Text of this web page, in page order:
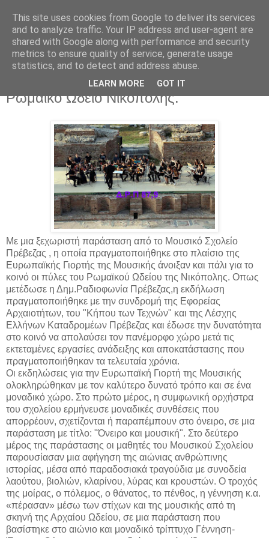
EPIRUS VOICE
Παρασκευή 24 Ιουνίου 2016
Μια ξεχωριστή παράσταση στο
Ρωμαϊκό Ωδείο Νικόπολης.
Με μια ξεχωριστή παράσταση από το Μουσικό Σχολείο
Πρέβεζας , η οποία πραγματοποιήθηκε στο πλαίσιο της
Ευρωπαϊκής Γιορτής της Μουσικής άνοιξαν και πάλι για το
κοινό οι πύλες του Ρωμαϊκού Ωδείου της Νικόπολης. Οπως
μετέδωσε η Δημ.Ραδιοφωνία Πρέβεζας,η εκδήλωση
πραγματοποιήθηκε με την συνδρομή της Εφορείας
Αρχαιοτήτων, του "Κήπου των Τεχνών" και της Λέσχης
Ελλήνων Καταδρομέων Πρέβεζας και έδωσε την δυνατότητα
στο κοινό να απολαύσει τον πανέμορφο χώρο μετά τις
εκτεταμένες εργασίες ανάδειξης και αποκατάστασης που
πραγματοποιήθηκαν τα τελευταία χρόνια.
Οι εκδηλώσεις για την Ευρωπαϊκή Γιορτή της Μουσικής
ολοκληρώθηκαν με τον καλύτερο δυνατό τρόπο και σε ένα
μοναδικό χώρο. Στο πρώτο μέρος, η συμφωνική ορχήστρα
του σχολείου ερμήνευσε μοναδικές συνθέσεις που
απορρέουν, σχετίζονται ή παραπέμπουν στο όνειρο, σε μια
παράσταση με τίτλο: "Όνειρο και μουσική". Στο δεύτερο
μέρος της παράστασης οι μαθητές του Μουσικού Σχολείου
παρουσίασαν μια αφήγηση της αιώνιας ανθρώπινης
ιστορίας, μέσα από παραδοσιακά τραγούδια με συνοδεία
λαούτου, βιολιών, κλαρίνου, λύρας και κρουστών. Ο τροχός
της μοίρας, ο πόλεμος, ο θάνατος, το πένθος, η γέννηση κ.α.
«πέρασαν» μέσω των στίχων και της μουσικής από τη
σκηνή της Αρχαίου Ωδείου, σε μια παράσταση που
βασίστηκε στο αιώνιο και μοναδικό τρίπτυχο Γέννηση-
This site uses cookies from Google to deliver its services
and to analyze traffic. Your IP address and user-agent are
shared with Google along with performance and security
metrics to ensure quality of service, generate usage
statistics, and to detect and address abuse.
LEARN MORE GOT IT